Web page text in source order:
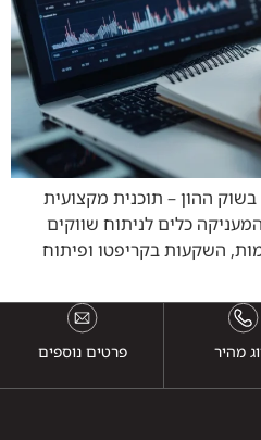
ההון – תוכנית מקצועית
כלים לניתוח שווקים
השקעות בקריפטו ופיתוח
מהיר פרטים נוספים